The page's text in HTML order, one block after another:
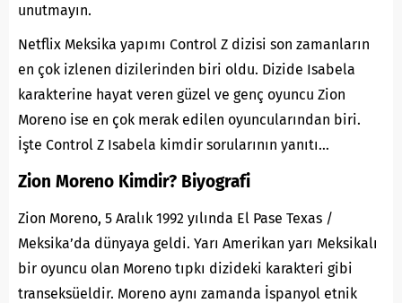
unutmayın.
Netflix Meksika yapımı Control Z dizisi son zamanların
en çok izlenen dizilerinden biri oldu. Dizide Isabela
karakterine hayat veren güzel ve genç oyuncu Zion
Moreno ise en çok merak edilen oyuncularından biri.
İşte Control Z Isabela kimdir sorularının yanıtı…
Zion Moreno Kimdir? Biyografi
Zion Moreno, 5 Aralık 1992 yılında El Pase Texas /
Meksika’da dünyaya geldi. Yarı Amerikan yarı Meksikalı
bir oyuncu olan Moreno tıpkı dizideki karakteri gibi
transeksüeldir. Moreno aynı zamanda İspanyol etnik